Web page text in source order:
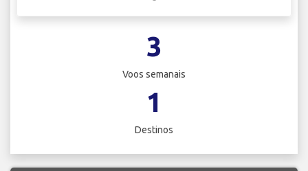
3
Voos semanais
1
Destinos